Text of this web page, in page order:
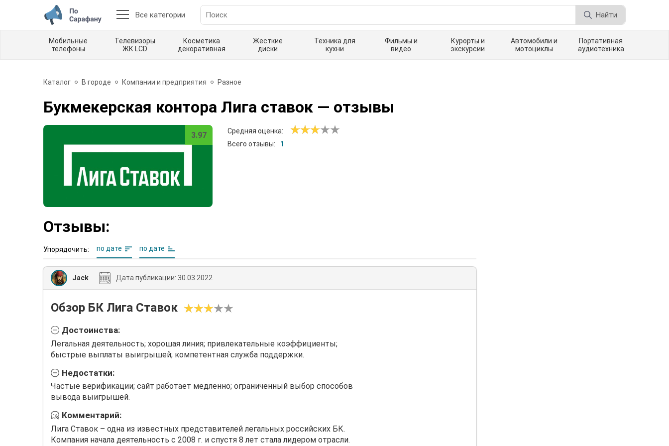
Все категории Найти
Мобильные
телефоны
Телевизоры
ЖК LCD
Косметика
декоративная
Жесткие
диски
Техника для
кухни
Фильмы и
видео
Курорты и
экскурсии
Автомобили и
мотоциклы
Портативная
аудиотехника
Каталог В городе Компании и предприятия Разное
Букмекерская контора Лига ставок — отзывы
3.97
Средняя оценка:
Всего отзывы:
1
Отзывы:
Упорядочить: по дате по дате
Jack Дата публикации: 30.03.2022
Обзор БК Лига Ставок
Достоинства:
Легальная деятельность; хорошая линия; привлекательные коэффициенты;
быстрые выплаты выигрышей; компетентная служба поддержки.
Недостатки:
Частые верификации; сайт работает медленно; ограниченный выбор способов
вывода выигрышей.
Комментарий:
Лига Ставок – одна из известных представителей легальных российских БК.
Компания начала деятельность с 2008 г. и спустя 8 лет стала лидером отрасли.